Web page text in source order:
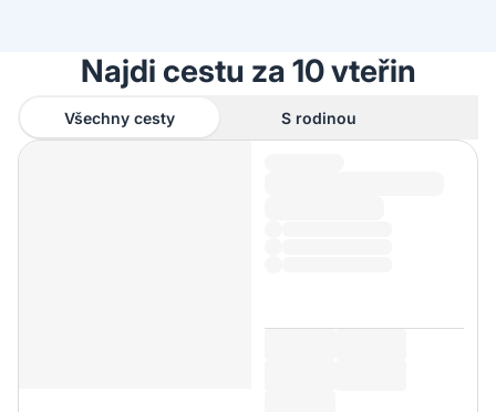
Najdi cestu za 10 vteřin
Všechny cesty S rodinou